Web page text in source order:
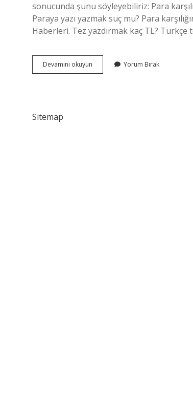
sonucunda şunu söyleyebiliriz: Para
Paraya yazı yazmak suç mu? Para
Haberleri. Tez yazdırmak kaç TL? Türkçe
Devamını okuyun
Tez
Yorum Bırak
Sitemap